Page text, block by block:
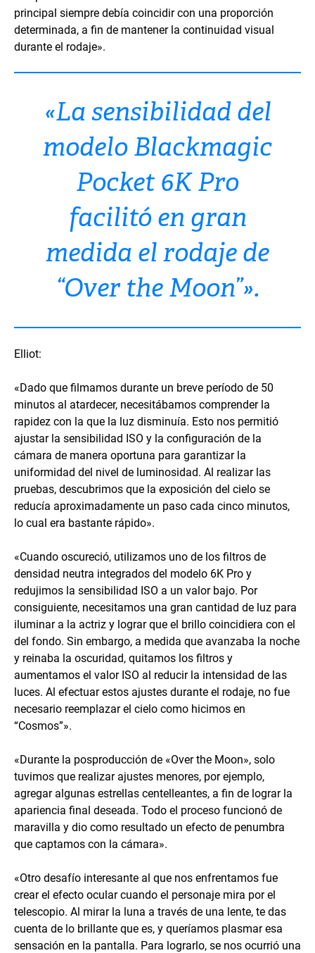
principal siempre debía coincidir con una proporción
determinada, a fin de mantener la continuidad visual
durante el rodaje».
«La sensibilidad del
modelo Blackmagic
Pocket 6K Pro
facilitó en gran
medida el rodaje de
“Over the Moon”».
Elliot:
«Dado que filmamos durante un breve período de 50
minutos al atardecer, necesitábamos comprender la
rapidez con la que la luz disminuía. Esto nos permitió
ajustar la sensibilidad ISO y la configuración de la
cámara de manera oportuna para garantizar la
uniformidad del nivel de luminosidad. Al realizar las
pruebas, descubrimos que la exposición del cielo se
reducía aproximadamente un paso cada cinco minutos,
lo cual era bastante rápido».
«Cuando oscureció, utilizamos uno de los filtros de
densidad neutra integrados del modelo 6K Pro y
redujimos la sensibilidad ISO a un valor bajo. Por
consiguiente, necesitamos una gran cantidad de luz para
iluminar a la actriz y lograr que el brillo coincidiera con el
del fondo. Sin embargo, a medida que avanzaba la noche
y reinaba la oscuridad, quitamos los filtros y
aumentamos el valor ISO al reducir la intensidad de las
luces. Al efectuar estos ajustes durante el rodaje, no fue
necesario reemplazar el cielo como hicimos en
“Cosmos”».
«Durante la posproducción de «Over the Moon», solo
tuvimos que realizar ajustes menores, por ejemplo,
agregar algunas estrellas centelleantes, a fin de lograr la
apariencia final deseada. Todo el proceso funcionó de
maravilla y dio como resultado un efecto de penumbra
que captamos con la cámara».
«Otro desafío interesante al que nos enfrentamos fue
crear el efecto ocular cuando el personaje mira por el
telescopio. Al mirar la luna a través de una lente, te das
cuenta de lo brillante que es, y queríamos plasmar esa
sensación en la pantalla. Para lograrlo, se nos ocurrió una